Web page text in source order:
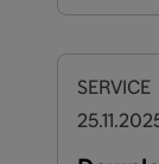
SERVICE